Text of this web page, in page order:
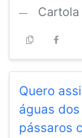
Cartola
Quero
águas
pássaros